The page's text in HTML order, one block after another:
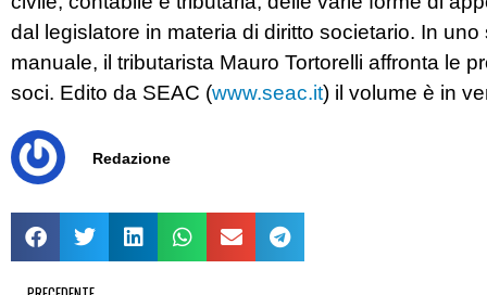
dal legislatore in materia di diritto societario. In
manuale, il tributarista Mauro Tortorelli affronta le
soci. Edito da SEAC (www.seac.it) il volume è in
Redazione